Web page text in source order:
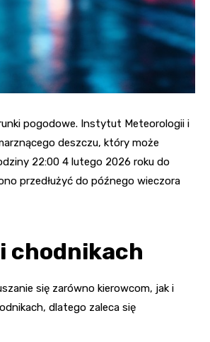
pogodowe. Instytut Meteorologii i
deszczu, który może
22:00 4 lutego 2026 roku do
przedłużyć do późnego wieczora
chodnikach
się zarówno kierowcom, jak i
dlatego zaleca się